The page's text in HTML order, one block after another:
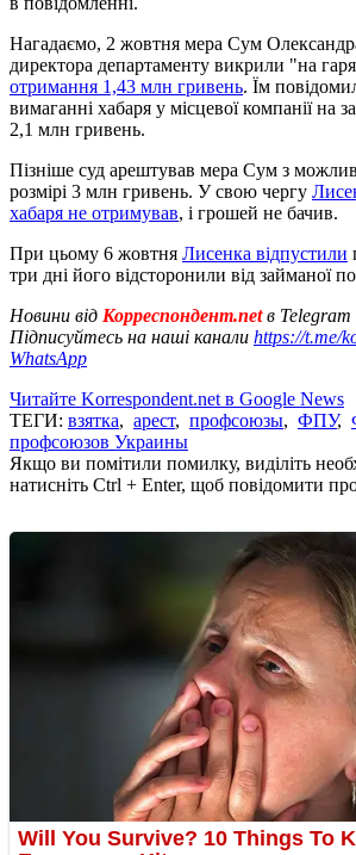
Нагадаємо, 2 жовтня мера Сум
директора департаменту викрили "на
отримання 1,43 млн гривень. Їм
вимаганні хабаря у місцевої компанії на
2,1 млн гривень.
Пізніше суд арештував мера Сум з
розмірі 3 млн гривень. У свою чергу
хабаря не отримував, і грошей не бачив.
При цьому 6 жовтня Лисенка відпустили
три дні його відсторонили від займаної
Новини від Корреспондент.netв
Підписуйтесь на наші канали https://t.me/
WhatsApp
Читайте Korrespondent.net в Google News
ТЕГИ: взятка, арест, профсоюзы, ФПУ,
профсоюзов Украины
Якщо ви помітили помилку, виділіть
натисніть Ctrl + Enter, щоб повідомити